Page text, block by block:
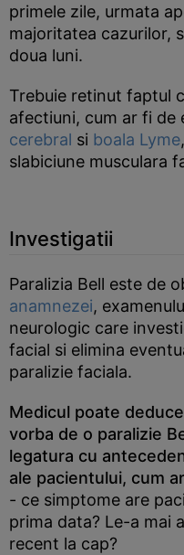
primele zile, urmata
majoritatea cazurilor,
doua luni.
Trebuie retinut faptul
afectiuni, cum ar fi de
cerebral si boala Lyme
slabiciune musculara
Investigatii
Paralizia Bell este de
anamnezei,
neurologic care
facial si elimina
paralizie faciala.
Medicul poate
vorba de o paralizie
legatura cu
ale pacientului, cum
- ce simptome are
prima data? Le-a mai
recent la cap?